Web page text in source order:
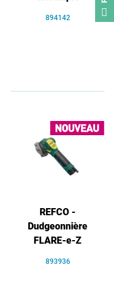
894142
REFCO -
Dudgeonnière
FLARE-e-Z
893936